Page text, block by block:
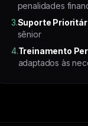
penalidades
3.Suporte
sênior
4.Treinamento
adaptados às